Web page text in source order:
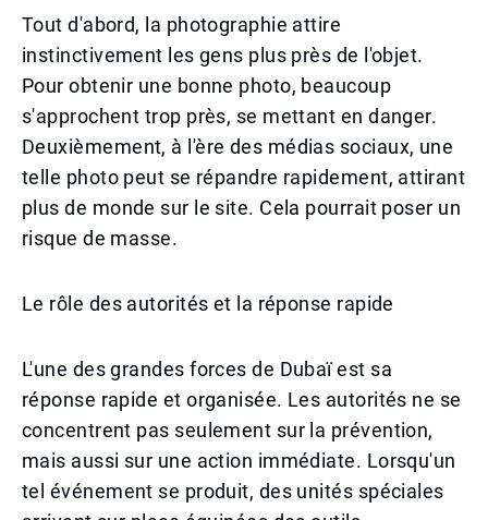
Tout d'abord, la photographie attire
instinctivement les gens plus près de l'objet.
Pour obtenir une bonne photo, beaucoup
s'approchent trop près, se mettant en danger.
Deuxièmement, à l'ère des médias sociaux, une
telle photo peut se répandre rapidement, attirant
plus de monde sur le site. Cela pourrait poser un
risque de masse.
Le rôle des autorités et la réponse rapide
L'une des grandes forces de Dubaï est sa
réponse rapide et organisée. Les autorités ne se
concentrent pas seulement sur la prévention,
mais aussi sur une action immédiate. Lorsqu'un
tel événement se produit, des unités spéciales